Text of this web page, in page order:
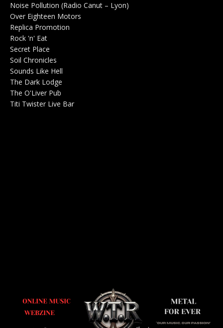
Noise Pollution (Radio Canut – Lyon)
Over Eighteen Motors
Replica Promotion
Rock 'n' Eat
Secret Place
Soil Chronicles
Sounds Like Hell
The Dark Lodge
The O'Liver Pub
Titi Twister Live Bar